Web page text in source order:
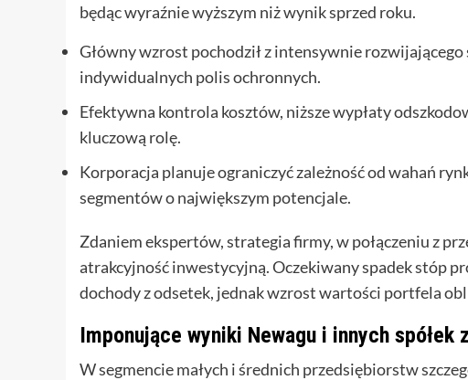
będąc wyraźnie wyższym niż wynik sprzed roku.
Główny wzrost pochodził z intensywnie
indywidualnych polis ochronnych.
Efektywna kontrola kosztów, niższe wypłaty
kluczową rolę.
Korporacja planuje ograniczyć zależność od wahań
segmentów o największym potencjale.
Zdaniem ekspertów, strategia firmy, w połączeniu z
atrakcyjność inwestycyjną. Oczekiwany spadek stóp
dochody z odsetek, jednak wzrost wartości portfela
Imponujące wyniki Newagu i innych
W segmencie małych i średnich przedsiębiorstw